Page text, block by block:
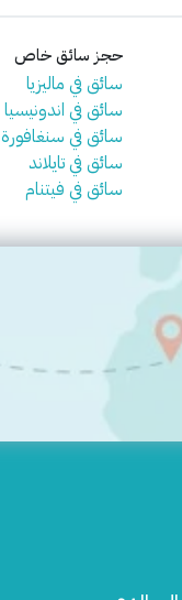
حجز سائق خاص
سائق في ماليزيا
سائق في اندونيسيا
سائق في سنغافورة
سائق في تايلاند
سائق في فيتنام